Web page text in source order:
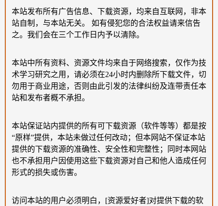
本站发布所有广告信息、下载资源，均来自互联网，非本
站自制，与本站无关。 如有侵犯您的合法权益请来信告
之。我们会在三个工作日内予以清除。
本站中所有资料、资源文件均来自于网络搜索，仅作为技
术学习研究之用，请必须在24小时内删除所下载文件，切
勿用于商业用途，否则由此引发的法律纠纷及连带责任本
站和发布者概不承担。
本站保证站内提供的所有可下载资源（软件等等）都是按
“原样”提供，本站未做过任何改动；但本网站不保证本站
提供的下载资源的准确性、安全性和完整性；同时本网站
也不承担用户因使用这些下载资源对自己和他人造成任何
形式的损失或伤害。
访问本站的用户必须明白，[资源爱好者]对提供下载的软